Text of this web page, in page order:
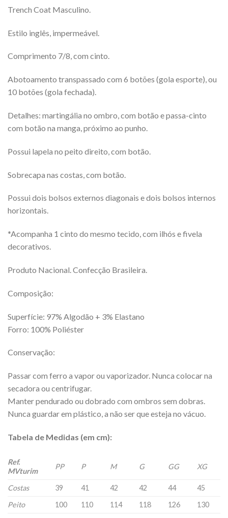
Trench Coat Masculino.
Estilo inglês, impermeável.
Comprimento 7/8, com cinto.
Abotoamento transpassado com 6 botões (gola esporte), ou
10 botões (gola fechada).
Detalhes: martingália no ombro, com botão e passa-cinto
com botão na manga, próximo ao punho.
Possui lapela no peito direito, com botão.
Sobrecapa nas costas, com botão.
Possui dois bolsos externos diagonais e dois bolsos internos
horizontais.
*Acompanha 1 cinto do mesmo tecido, com ilhós e fivela
decorativos.
Produto Nacional. Confecção Brasileira.
Composição:
Superfície: 97% Algodão + 3% Elastano
Forro: 100% Poliéster
Conservação:
Passar com ferro a vapor ou vaporizador. Nunca colocar na
secadora ou centrifugar.
Manter pendurado ou dobrado com ombros sem dobras.
Nunca guardar em plástico, a não ser que esteja no vácuo.
Tabela de Medidas (em cm):
Ref.
MVturim
PP P M G GG XG
Costas 39 41 42 42 44
45
Peito
100 110 114 118 126
130